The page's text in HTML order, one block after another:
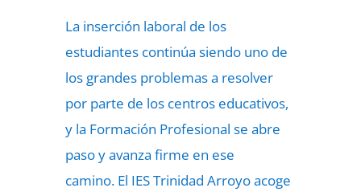
La inserción laboral de los
estudiantes continúa siendo uno de
los grandes problemas a resolver
por parte de los centros educativos,
y la Formación Profesional se abre
paso y avanza firme en ese
camino. El IES Trinidad Arroyo acoge